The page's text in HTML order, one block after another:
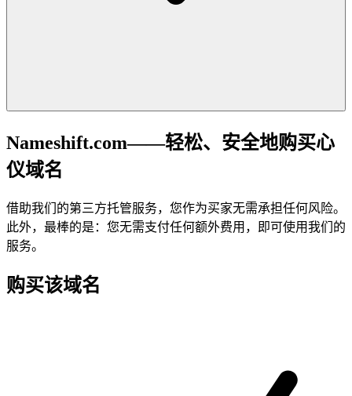
Nameshift.com——轻松、安全地购买心
仪域名
借助我们的第三方托管服务，您作为买家无需承担任何风险。
此外，最棒的是：您无需支付任何额外费用，即可使用我们的
服务。
购买该域名